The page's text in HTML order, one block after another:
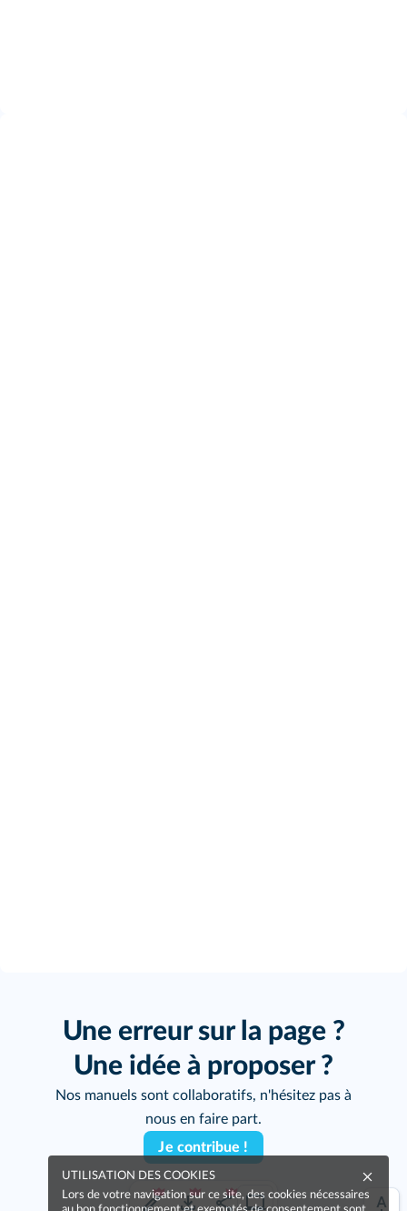
Une erreur sur la page ?
Une idée à proposer ?
Nos manuels sont collaboratifs, n'hésitez pas à
nous en faire part.
Je contribue !
UTILISATION DES COOKIES
Lors de votre navigation sur ce site, des cookies nécessaires